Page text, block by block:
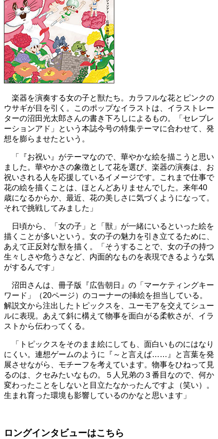
楽器を演奏する女の子と獣たち。カラフルな花とピンクの
ウサギが目を引く。このポップなイラストは、イラストレー
ターの沼田光太郎さんの書き下ろしによるもの。「セレブレ
ーションアド」という本誌今号の特集テーマに合わせて、発
想を膨らませたという。
「『お祝い』がテーマなので、華やかな絵を描こうと思い
ました。華やかさの象徴として花を選び、楽器の演奏は、お
祝いされる人を応援しているイメージです。これまで仕事で
花の絵を描くことは、ほとんどありませんでした。来年40
歳になるからか、最近、花の美しさに気づくようになって。
それで挑戦してみました」
日頃から、「女の子」と「獣」が一緒にいるといった絵を
描くことが多いという。女の子の魅力を引き立てるために、
あえて正反対な獣を描く。「そうすることで、女の子の持つ
生々しさや危うさなど、内面的なものを表現できるような気
がするんです」
沼田さんは、冊子版『広告朝日』の「マーケティングキー
ワード」（20ページ）のコーナーの挿絵を担当している。
解説文から注出したトピックスを、ユーモアを交えてシュー
ルに表現。あえて斜に構えて物事を面白がる柔軟さが、イラ
ストから伝わってくる。
「トピックスをそのまま絵にしても、面白いものにはなり
にくい。連想ゲームのように『～と言えば……』と言葉を発
展させながら、モチーフを考えています。物事をひねって見
るのは、クセみたいなもの。５人兄弟の３番目なので、何か
変わったことをしないと目立たなかったんですよ（笑い）。
生まれ育った環境も影響しているのかなと思います」
ロングインタビューはこちら